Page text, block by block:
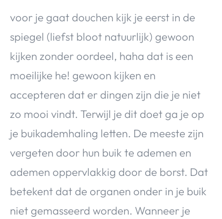
voor je gaat douchen kijk je eerst in de
spiegel (liefst bloot natuurlijk) gewoon
kijken zonder oordeel, haha dat is een
moeilijke he! gewoon kijken en
accepteren dat er dingen zijn die je niet
zo mooi vindt. Terwijl je dit doet ga je op
je buikademhaling letten. De meeste zijn
vergeten door hun buik te ademen en
ademen oppervlakkig door de borst. Dat
betekent dat de organen onder in je buik
niet gemasseerd worden. Wanneer je